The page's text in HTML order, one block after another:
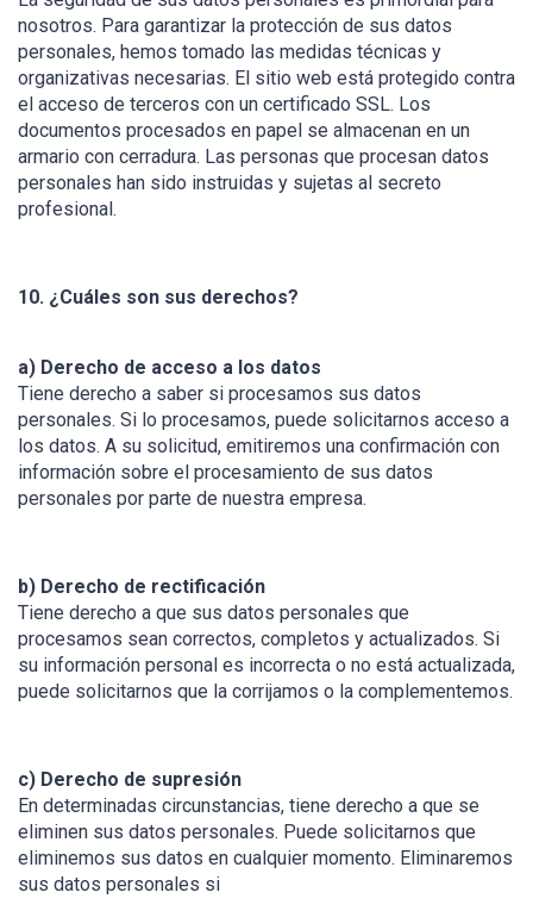
nosotros. Para garantizar la protección de sus datos
personales, hemos tomado las medidas técnicas y
organizativas necesarias. El sitio web está protegido contra
el acceso de terceros con un certificado SSL. Los
documentos procesados en papel se almacenan en un
armario con cerradura. Las personas que procesan datos
personales han sido instruidas y sujetas al secreto
profesional.
10. ¿Cuáles son sus derechos?
a) Derecho de acceso a los datos
Tiene derecho a saber si procesamos sus datos
personales. Si lo procesamos, puede solicitarnos acceso a
los datos. A su solicitud, emitiremos una confirmación con
información sobre el procesamiento de sus datos
personales por parte de nuestra empresa.
b) Derecho de rectificación
Tiene derecho a que sus datos personales que
procesamos sean correctos, completos y actualizados. Si
su información personal es incorrecta o no está actualizada,
puede solicitarnos que la corrijamos o la complementemos.
c) Derecho de supresión
En determinadas circunstancias, tiene derecho a que se
eliminen sus datos personales. Puede solicitarnos que
eliminemos sus datos en cualquier momento. Eliminaremos
sus datos personales si